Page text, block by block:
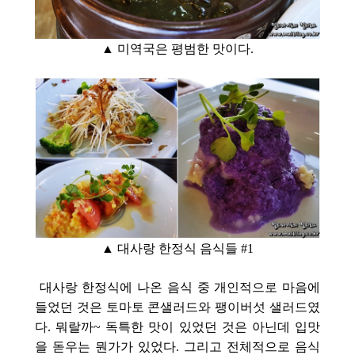
▲ 미역국은 평범한 맛이다.
▲ 대사랑 한정식 음식들 #1
대사랑 한정식에 나온 음식 중 개인적으로 마음에
들었던 것은 토마토 콘샐러드와 팽이버섯 샐러드였
다. 뭐랄까~ 독특한 맛이 있었던 것은 아닌데 입맛
을 돋우는 뭔가가 있었다. 그리고 전체적으로 음식